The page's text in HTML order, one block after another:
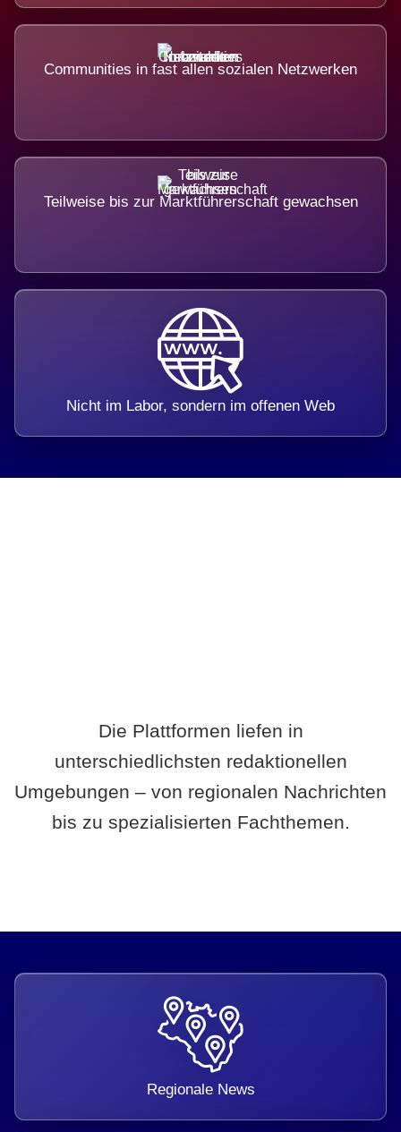
Communities in fast allen sozialen Netzwerken
Teilweise bis zur Marktführerschaft gewachsen
Nicht im Labor, sondern im offenen Web
Die Plattformen liefen in
unterschiedlichsten redaktionellen
Umgebungen – von regionalen Nachrichten
bis zu spezialisierten Fachthemen.
Regionale News